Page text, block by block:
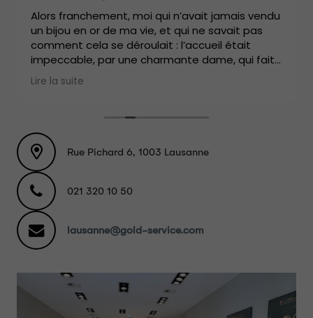
Alors franchement, moi qui n’avait jamais vendu
un bijou en or de ma vie, et qui ne savait pas
comment cela se déroulait : l’accueil était
impeccable, par une charmante dame, qui fait
tout devant vous en vous donnant les
explications nécessaires. Toutes les étapes
laborieux ni lent. Franchement une très bonne
expérience.
Lire la suite
Rue Pichard 6, 1003 Lausanne
021 320 10 50
lausanne@gold-service.com